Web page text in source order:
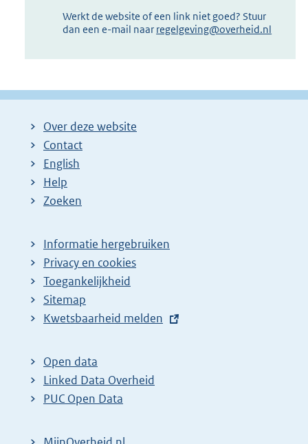
Werkt de website of een link niet goed? Stuur
dan een e-mail naar regelgeving@overheid.nl
Over deze website
Contact
English
Help
Zoeken
Informatie hergebruiken
Privacy en cookies
Toegankelijkheid
Sitemap
E
t
e
r
Kwetsbaarheid melden
Open data
Linked Data Overheid
PUC Open Data